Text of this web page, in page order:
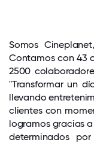
Somos
Contamos con 43
2500
"Transformar un
llevando
clientes con
logramos gracias
determinados